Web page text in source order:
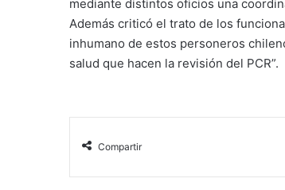
mediante distintos oficios una
Además criticó el trato de los
inhumano de estos personeros
salud que hacen la revisión del PCR”.
Compartir